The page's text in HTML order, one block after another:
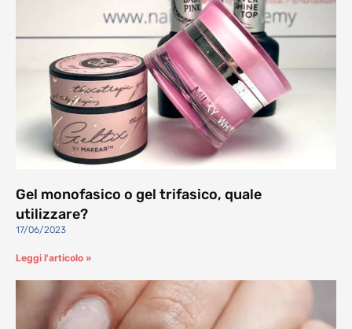
Gel monofasico o gel trifasico, quale
utilizzare?
17/06/2023
Leggi l'articolo »